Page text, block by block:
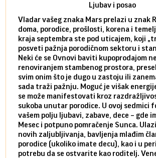
Ljubav i posao
Vladar vašeg znaka Mars prelazi u znak
doma, porodice, prošlosti, korena i
kraja septembra ste pod uticajem, koji
posveti pažnja porodičnom sektoru i
Neki će se Ovnovi baviti kupoprodajom
renoviranjem stambenog prostora,
svim onim što je dugo u zastoju ili
sada traži pažnju. Moguć je višak
se može manifestovati kroz
sukoba unutar porodice. U ovoj sedmici
vašem polju ljubavi, zabave, dece – gde
Mesec i potpuno pomračenje Sunca.
novih zaljubljivanja, bavljenja mlađim
porodice (ukoliko imate decu), kao i u
potrebu da se ostvarite kao roditelj.